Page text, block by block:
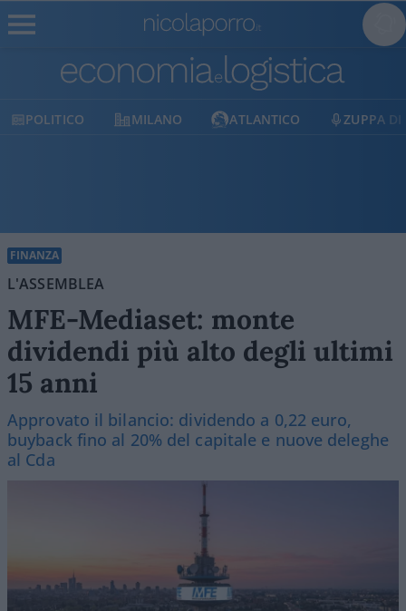
MILANO ATLANTICO ZUPPA DI PORRO
FINANZA
L'ASSEMBLEA
MFE-Mediaset: monte
dividendi più alto degli ultimi
15 anni
Approvato il bilancio: dividendo a 0,22 euro,
buyback fino al 20% del capitale e nuove deleghe
al Cda